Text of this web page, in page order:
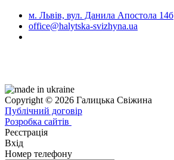
м. Львів, вул. Данила Апостола 14б
office@halytska-svizhyna.ua
Copyright © 2026 Галицька Свіжина
Публічний договір
Розробка сайтів
Реєстрація
Вхід
Номер телефону